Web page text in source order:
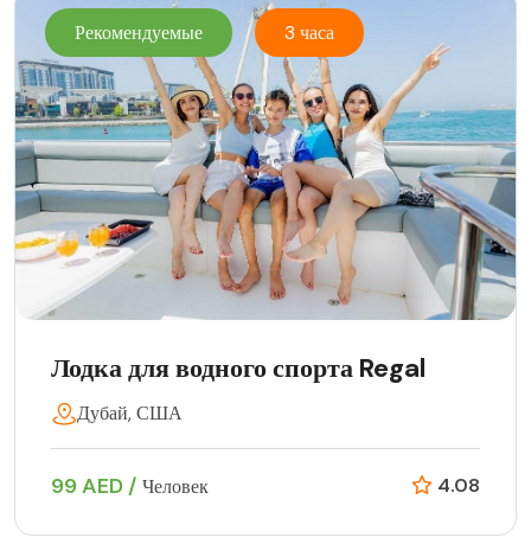
Рекомендуемые 3 часа
Лодка для водного спорта Regal
Дубай, США
99 AED / Человек 4.08